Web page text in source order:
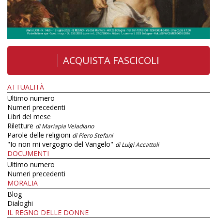
ACQUISTA FASCICOLI
ATTUALITÀ
Ultimo numero
Numeri precedenti
Libri del mese
Riletture di Mariapia Veladiano
Parole delle religioni di Piero Stefani
"Io non mi vergogno del Vangelo" di Luigi Accattoli
DOCUMENTI
Ultimo numero
Numeri precedenti
MORALIA
Blog
Dialoghi
IL REGNO DELLE DONNE